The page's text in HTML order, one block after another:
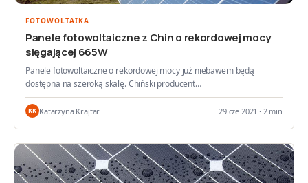
FOTOWOLTAIKA
Panele fotowoltaiczne z Chin o rekordowej mocy
sięgającej 665W
Panele fotowoltaiczne o rekordowej mocy już niebawem będą
dostępna na szeroką skalę. Chiński producent…
KK Katarzyna Krajtar 29 cze 2021 · 2 min